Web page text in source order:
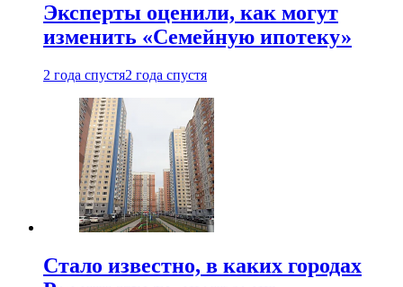
Эксперты оценили, как могут
изменить «Семейную ипотеку»
2 года спустя2 года спустя
Стало известно, в каких городах